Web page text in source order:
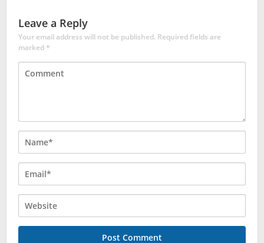
Leave a Reply
Your email address will not be published. Required fields are
marked*